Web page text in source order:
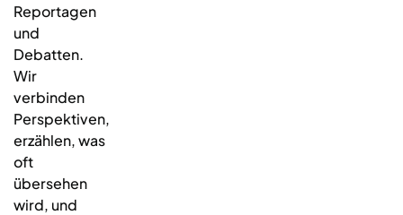
Reportagen
und
Debatten.
Wir
verbinden
Perspektiven,
erzählen, was
oft
übersehen
wird, und